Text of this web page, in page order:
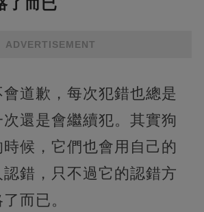
ADVERTISEMENT
道歉，每次犯錯也總是
還是會繼續犯。其實狗
候，它們也會用自己的
錯，只不過它的認錯方
而已。